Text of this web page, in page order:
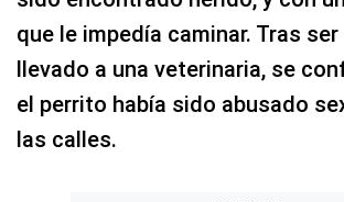
que le impedía caminar. Tras
llevado a una veterinaria, se
el perrito había sido abusado
las calles.